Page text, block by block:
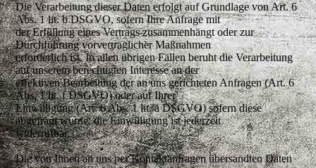
Die Verarbeitung dieser Daten erfolgt auf Grundlage von Art. 6
Abs. 1 lit. b DSGVO, sofern Ihre Anfrage mit
der Erfüllung eines Vertrags zusammenhängt oder zur
Durchführung vorvertraglicher Maßnahmen
erforderlich ist. In allen übrigen Fällen beruht die Verarbeitung
auf unserem berechtigten Interesse an der
effektiven Bearbeitung der an uns gerichteten Anfragen (Art. 6
Abs. 1 lit. f DSGVO) oder auf Ihrer
Einwilligung (Art. 6 Abs. 1 lit. a DSGVO) sofern diese
abgefragt wurde; die Einwilligung ist jederzeit
widerrufbar.
Die von Ihnen an uns per Kontaktanfragen übersandten Daten